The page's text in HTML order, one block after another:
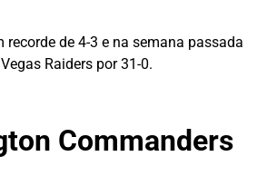
recorde de 4-3 e na semana passada
Raiders por 31-0.
Commanders